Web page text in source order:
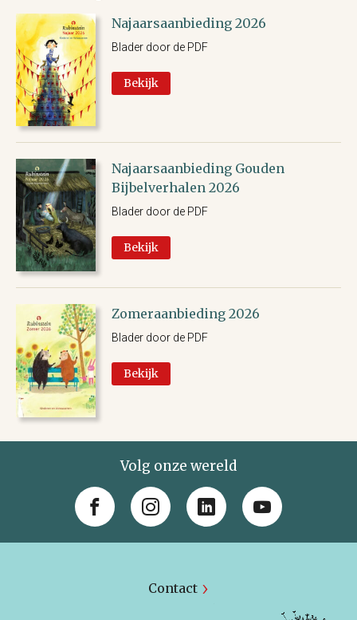
Najaarsaanbieding 2026
Blader door de PDF
Bekijk
Najaarsaanbieding Gouden
Bijbelverhalen 2026
Blader door de PDF
Bekijk
Zomeraanbieding 2026
Blader door de PDF
Bekijk
Volg onze wereld
Contact